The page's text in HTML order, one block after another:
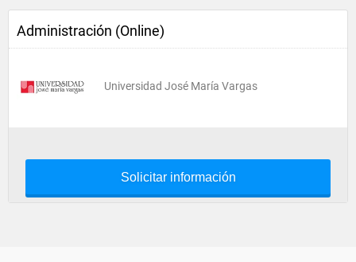
Administración (Online)
Universidad José María Vargas
Solicitar información